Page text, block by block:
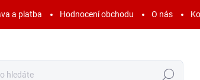
a platba Hodnocení obchodu O nás
Hledat